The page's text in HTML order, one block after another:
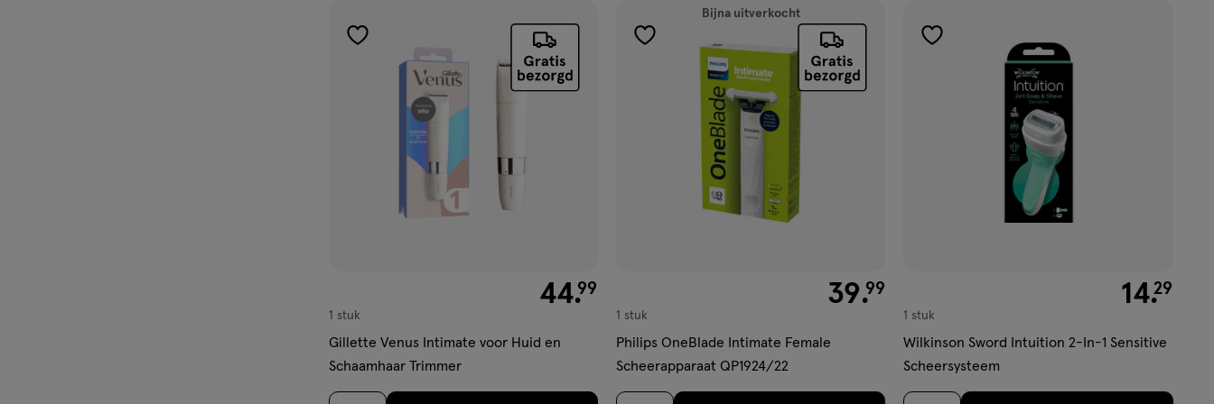
toevoegen
€ 44.99
44.99
1 stuk
Gillette Venus Intimate voor Huid en
Schaamhaar Trimmer
Bijna uitverkocht
toevoegen
€ 39.99
39.99
1 stuk
Philips OneBlade Intimate Female
Scheerapparaat QP1924/22
toevoegen
€ 14.29
14.29
1 stuk
Wilkinson Sword Intuition 2-In-1 Sensitive
Scheersysteem